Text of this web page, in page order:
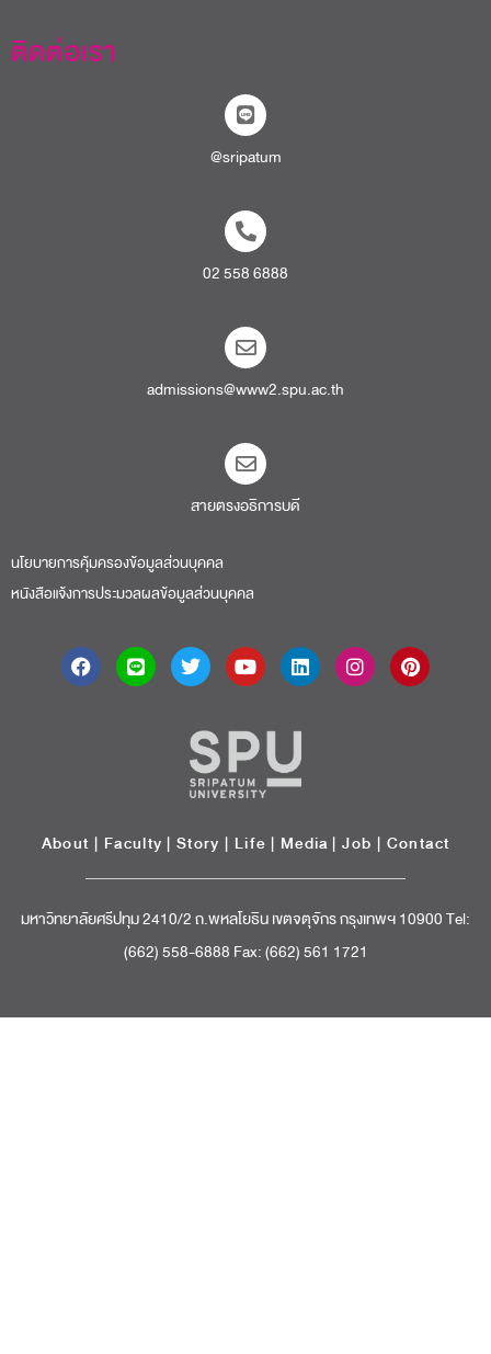
ติดต่อเรา
@sripatum
02 558 6888
admissions@www2.spu.ac.th
สายตรงอธิการบดี​
นโยบายการคุ้มครองข้อมูลส่วนบุคคล
หนังสือแจ้งการประมวลผลข้อมูลส่วนบุคคล
About | Faculty | Story | Life | Media |Job | Contact
มหาวิทยาลัยศรีปทุม 2410/2 ถ.พหลโยธิน เขตจตุจักร กรุงเทพฯ 10900 Tel:
(662) 558-6888 Fax: (662) 561 1721